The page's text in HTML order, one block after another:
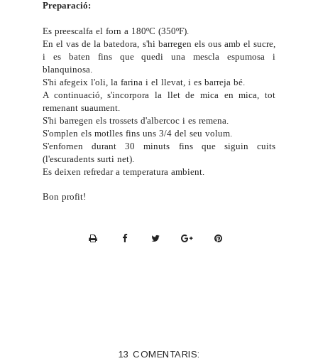
Preparació:
Es preescalfa el forn a 180ºC (350ºF).
En el vas de la batedora, s'hi barregen els ous amb el sucre,
i es baten fins que quedi una mescla espumosa i
blanquinosa.
S'hi afegeix l'oli, la farina i el llevat, i es barreja bé.
A continuació, s'incorpora la llet de mica en mica, tot
remenant suaument.
S'hi barregen els trossets d'albercoc i es remena.
S'omplen els motlles fins uns 3/4 del seu volum.
S'enfornen durant 30 minuts fins que siguin cuits
(l'escuradents surti net).
Es deixen refredar a temperatura ambient.
Bon profit!
13 COMENTARIS: